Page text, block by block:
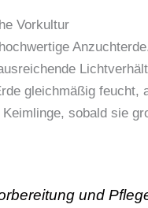
Vorkultur
Anzuchterde.
gleichmäßig feucht,
Keimlinge, sobald sie
und